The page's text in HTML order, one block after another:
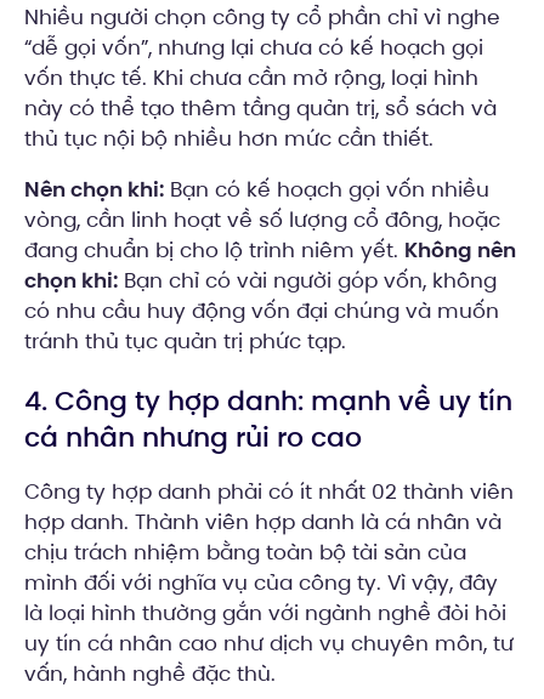
Nhiều người chọn công ty cổ phần chỉ vì nghe
“dễ gọi vốn”, nhưng lại chưa có kế hoạch gọi
vốn thực tế. Khi chưa cần mở rộng, loại hình
này có thể tạo thêm tầng quản trị, sổ sách và
thủ tục nội bộ nhiều hơn mức cần thiết.
Nên chọn khi: Bạn có kế hoạch gọi vốn nhiều
vòng, cần linh hoạt về số lượng cổ đông, hoặc
đang chuẩn bị cho lộ trình niêm yết. Không nên
chọn khi: Bạn chỉ có vài người góp vốn, không
có nhu cầu huy động vốn đại chúng và muốn
tránh thủ tục quản trị phức tạp.
4. Công ty hợp danh: mạnh về uy tín
cá nhân nhưng rủi ro cao
Công ty hợp danh phải có ít nhất 02 thành viên
hợp danh. Thành viên hợp danh là cá nhân và
chịu trách nhiệm bằng toàn bộ tài sản của
mình đối với nghĩa vụ của công ty. Vì vậy, đây
là loại hình thường gắn với ngành nghề đòi hỏi
uy tín cá nhân cao như dịch vụ chuyên môn, tư
vấn, hành nghề đặc thù.